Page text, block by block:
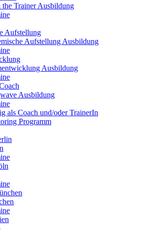
the Trainer Ausbildung
Aufstellung
Aufstellung Ausbildung
Ausbildung
Ausbildung
als Coach und/oder TrainerIn
Programm